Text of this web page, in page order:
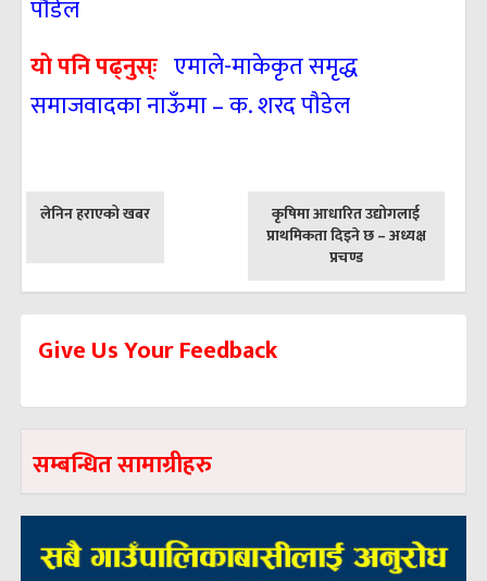
पाैडेल
याे पनि पढ्नुस्ः एमाले-माकेकृत समृद्ध
समाजवादका नाऊँमा – क. शरद पाैडेल
पछिल्लाे
लेनिन हराएको खबर
अघिल्लाे
-
कृषिमा आधारित उद्योगलाई
प्राथमिकता दिइने छ – अध्यक्ष
प्रचण्ड
Give Us Your Feedback
सम्बन्धित सामाग्रीहरु